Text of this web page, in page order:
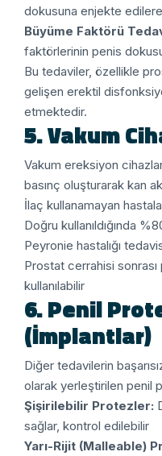
dokusuna enjekte
Büyüme Faktörü
faktörlerinin penis
Bu tedaviler, özellikle
gelişen erektil
etmektedir.
5. Vakum
Vakum ereksiyon
basınç oluşturarak kan
İlaç kullanamayan
Doğru kullanıldığında
Peyronie hastalığı
Prostat cerrahisi
kullanılabilir
6. Penil
(İmplantlar)
Diğer tedavilerin
olarak yerleştirilen penil
Şişirilebilir Protezler:
sağlar, kontrol edilebilir
Yarı-Rijit (Malleable)